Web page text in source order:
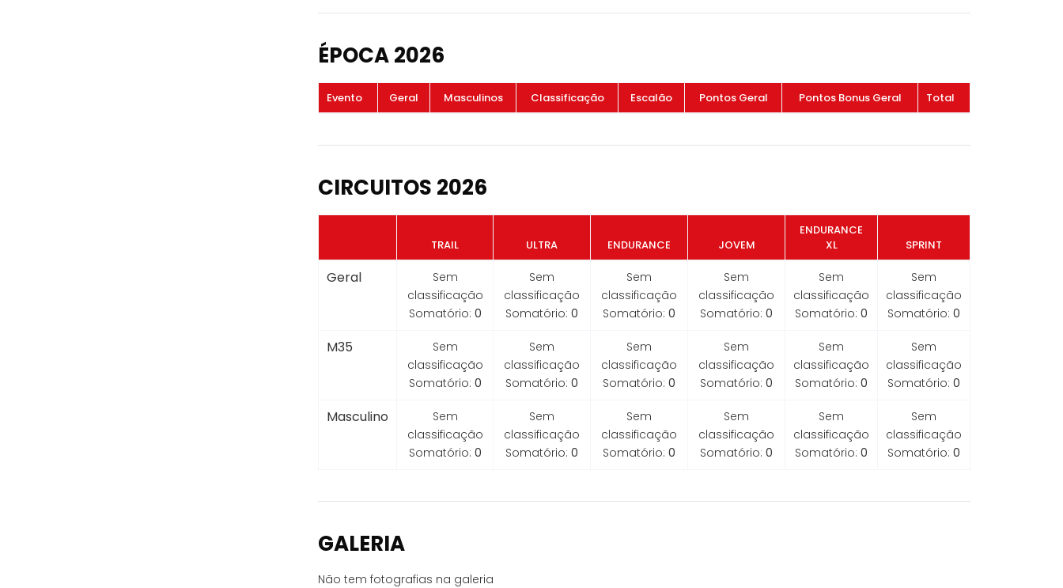
ÉPOCA 2026
Evento Geral Masculinos Classificação Escalão Pontos Geral Pontos Bonus Geral Total
CIRCUITOS 2026
TRAIL ULTRA ENDURANCE JOVEM
ENDURANCE
XL
SPRINT
Geral
Sem
classificação
Somatório: 0
Sem
classificação
Somatório: 0
Sem
classificação
Somatório: 0
Sem
classificação
Somatório: 0
Sem
classificação
Somatório: 0
Sem
classificação
Somatório: 0
M35
Sem
classificação
Somatório: 0
Sem
classificação
Somatório: 0
Sem
classificação
Somatório: 0
Sem
classificação
Somatório: 0
Sem
classificação
Somatório: 0
Sem
classificação
Somatório: 0
Masculino
Sem
classificação
Somatório: 0
Sem
classificação
Somatório: 0
Sem
classificação
Somatório: 0
Sem
classificação
Somatório: 0
Sem
classificação
Somatório: 0
Sem
classificação
Somatório: 0
GALERIA
Não tem fotografias na galeria